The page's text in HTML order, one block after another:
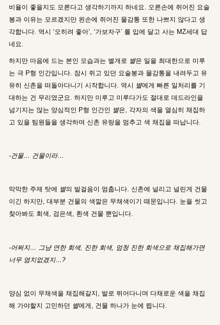
비율이 좋을지도 모른다고 생각하기까지 하네요. 오른손에 쥐어진 요술
봉과 이유는 모르겠지만 왼손에 쥐어진 물감통 또한 나쁘지 않다고 생
각합니다. 역시 ‘오히려 좋아’, ‘가보자구’ 를 입에 달고 사는 MZ세대 답
네요.
하지만 마음에 드는 본인 모습과는 별개로 별은 일을 최대한으로 미루
는 극 P형 인간입니다. 잠시 쥐고 있던 요술봉과 물감통을 내려두고 유
유히 신촌을 떠돌아다니기 시작합니다. 역시 별에게 빠른 일처리를 기
대하는 건 무리였군요. 하지만 미루고 미루다가도 절대로 데드라인을
넘기지는 않는 양심적인 P형 인간인 별은, 각자의 색을 열심히 채집하
고 있을 팀원들을 생각하며 신촌 유랑을 멈추고 색 채집을 떠납니다.
-건물… 건물이라…
막막한 주제 탓에 별의 발걸음이 멈춥니다. 신촌에 널리고 널린게 건물
이긴 하지만, 대부분 건물의 색깔은 무채색이기 때문입니다. 눈을 씻고
찾아봐도 회색, 검은색, 흰색 건물 뿐입니다.
-어쩌지… 그냥 연한 회색, 진한 회색, 엄청 진한 회색으로 채집해가면
너무 염치없겠지…?
양심 없이 무채색을 채집해갈지, 발로 뛰어다니며 다채로운 색을 채집
해 가야할지 고민하던 별에게, 건물 하나가 눈에 띕니다.